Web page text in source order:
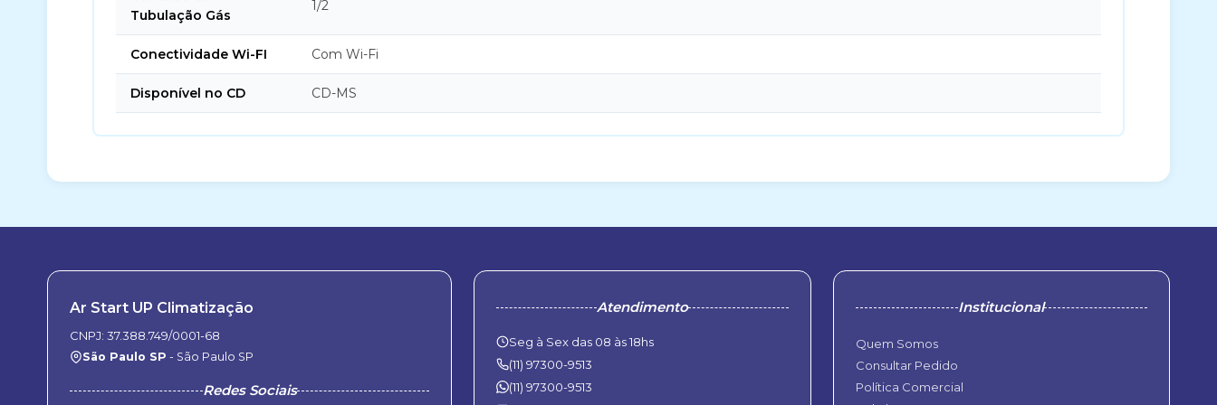
Tubulação Gás
1/2
Conectividade Wi-FI Com Wi-Fi
Disponível no CD CD-MS
Ar Start UP Climatização
CNPJ: 37.388.749/0001-68
São Paulo SP - São Paulo SP
Redes Sociais
Atendimento
Seg à Sex das 08 às 18hs
(11) 97300-9513
(11) 97300-9513
Institucional
Quem Somos
Consultar Pedido
Política Comercial